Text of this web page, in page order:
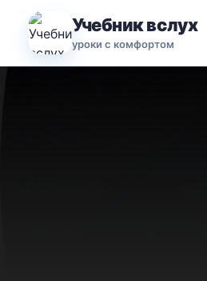
Учебник вслух
уроки с комфортом